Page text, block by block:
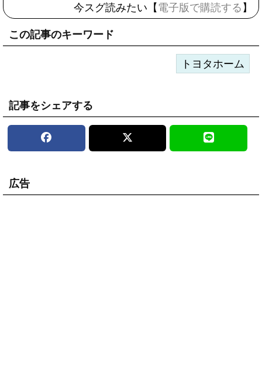
今スグ読みたい【 電子版で購読する 】
この記事のキーワード
トヨタホーム
記事をシェアする
広告